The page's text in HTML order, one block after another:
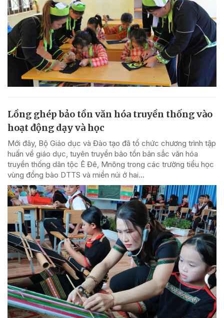
Lồng ghép bảo tồn văn hóa truyền thống vào
hoạt động dạy và học
Mới đây, Bộ Giáo dục và Đào tạo đã tổ chức chương trình tập
huấn về giáo dục, tuyên truyền bảo tồn bản sắc văn hóa
truyền thống dân tộc Ê Đê, Mnông trong các trường tiểu học
vùng đồng bào DTTS và miền núi ở hai...